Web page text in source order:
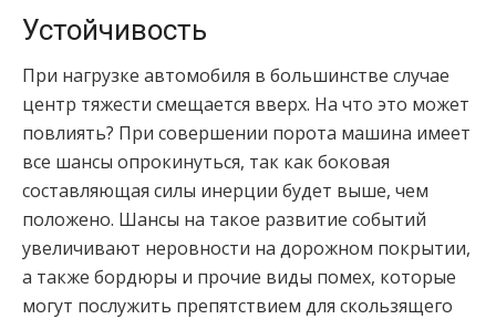
Устойчивость
При нагрузке автомобиля в большинстве случае
центр тяжести смещается вверх. На что это может
повлиять? При совершении порота машина имеет
все шансы опрокинуться, так как боковая
составляющая силы инерции будет выше, чем
положено. Шансы на такое развитие событий
увеличивают неровности на дорожном покрытии,
а также бордюры и прочие виды помех, которые
могут послужить препятствием для скользящего